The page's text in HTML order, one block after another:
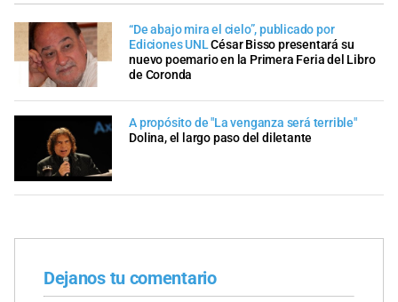
“De abajo mira el cielo”, publicado por
Ediciones UNLCésar Bisso presentará su
nuevo poemario en la Primera Feria del Libro
de Coronda
A propósito de "La venganza será terrible"
Dolina, el largo paso del diletante
Dejanos tu comentario